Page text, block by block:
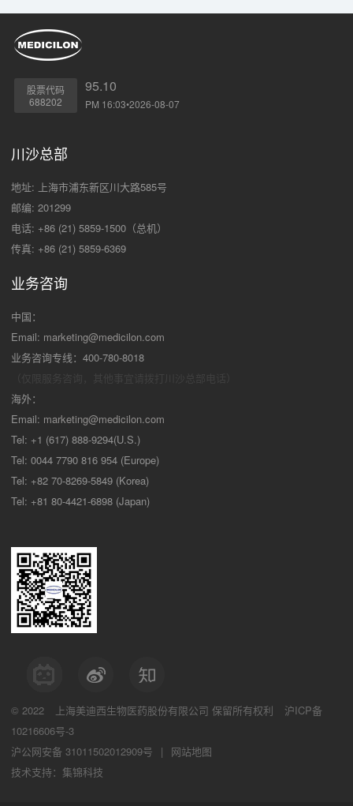
股票代码
688202
95.10
PM 16:03•2026-08-07
川沙总部
地址: 上海市浦东新区川大路585号
邮编: 201299
电话: +86 (21) 5859-1500（总机）
传真: +86 (21) 5859-6369
业务咨询
中国：
Email: marketing@medicilon.com
业务咨询专线：400-780-8018
海外：
Email: marketing@medicilon.com
Tel: +1 (617) 888-9294(U.S.)
Tel: 0044 7790 816 954 (Europe)
Tel: +82 70-8269-5849 (Korea)
Tel: +81 80-4421-6898 (Japan)
© 2022 上海美迪西生物医药股份有限公司 保留所有权利
沪ICP备
10216606号-3
沪公网安备 31011502012909号
|
网站地图
技术支持：集锦科技